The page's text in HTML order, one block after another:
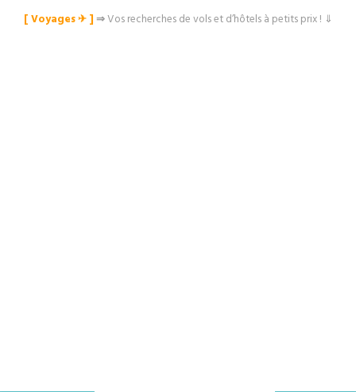
[ Voyages ✈︎ ]⇒Vos recherches de vols et d’hôtels à petits prix ! ⇓